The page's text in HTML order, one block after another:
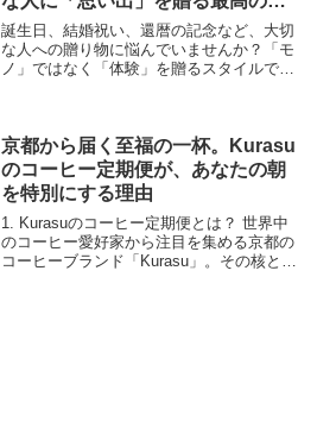
び方
誕生日、結婚祝い、還暦の記念など、大切
な人への贈り物に悩んでいませんか？「モ
ノ」ではなく「体験」を贈るスタイルで、
方に...
京都から届く至福の一杯。Kurasu
のコーヒー定期便が、あなたの朝
を特別にする理由
1. Kurasuのコーヒー定期便とは？ 世界中
のコーヒー愛好家から注目を集める京都の
コーヒーブランド「Kurasu」。その核とな